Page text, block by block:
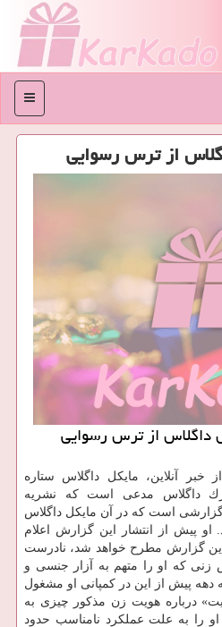
منو
از ترس رسوایی
داگلاس از ترس رسوایی
خبر آنلاین، مایكل داگلاس ستاره
داگلاس مدعی است كه نشریه
گزارشی است كه در آن مایكل داگلاس
پیش از انتشار این گزارش اعلام
این گزارش مطرح خواهد شد، نادرست
كه او را متهم به آزار جنسی و
پیش از این در كمپانی او مشغول
درباره هویت زن مذكور چیزی به
او را به علت عملكرد نامناسب حدود